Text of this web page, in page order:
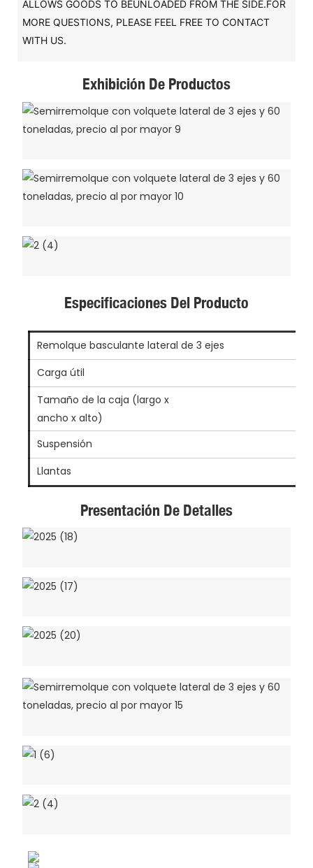
ALLOWS GOODS TO BEUNLOADED FROM THE SIDE.FOR
MORE QUESTIONS, PLEASE FEEL FREE TO CONTACT
WITH US.
Exhibición De Productos
Especificaciones Del Producto
Remolque basculante lateral de 3 ejes
Carga útil
Tamaño de la caja (largo x
ancho x alto)
Suspensión
Llantas
Presentación De Detalles